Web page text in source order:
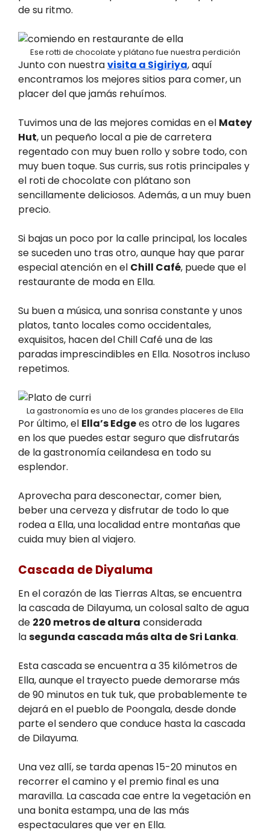
de su ritmo.
Ese rotti de chocolate y plátano fue nuestra perdición
Junto con nuestravisita a Sigiriya, aquí
encontramos los mejores sitios para comer, un
placer del que jamás rehuímos.
Tuvimos una de las mejores comidas en el Matey
Hut, un pequeño local a pie de carretera
regentado con muy buen rollo y sobre todo, con
muy buen toque. Sus curris, sus rotis principales y
el roti de chocolate con plátano son
sencillamente deliciosos. Además, a un muy buen
precio.
Si bajas un poco por la calle principal, los locales
se suceden uno tras otro, aunque hay que parar
especial atención en el Chill Café, puede que el
restaurante de moda en Ella.
Su buen a música, una sonrisa constante y unos
platos, tanto locales como occidentales,
exquisitos, hacen del Chill Café una de las
paradas imprescindibles en Ella. Nosotros incluso
repetimos.
La gastronomía es uno de los grandes placeres de Ella
Por último, el Ella’s Edgees otro de los lugares
en los que puedes estar seguro que disfrutarás
de la gastronomía ceilandesa en todo su
esplendor.
Aprovecha para desconectar, comer bien,
beber una cerveza y disfrutar de todo lo que
rodea a Ella, una localidad entre montañas que
cuida muy bien al viajero.
Cascada de Diyaluma
En el corazón de las Tierras Altas, se encuentra
la cascada de Dilayuma, un colosal salto de agua
de 220 metros de altura considerada
lasegunda cascada más alta de Sri Lanka.
Esta cascada se encuentra a 35 kilómetros de
Ella, aunque el trayecto puede demorarse más
de 90 minutos en tuk tuk, que probablemente te
dejará en el pueblo de Poongala, desde donde
parte el sendero que conduce hasta la cascada
de Dilayuma.
Una vez allí, se tarda apenas 15-20 minutos en
recorrer el camino y el premio final es una
maravilla. La cascada cae entre la vegetación en
una bonita estampa, una de las más
espectaculares que ver en Ella.